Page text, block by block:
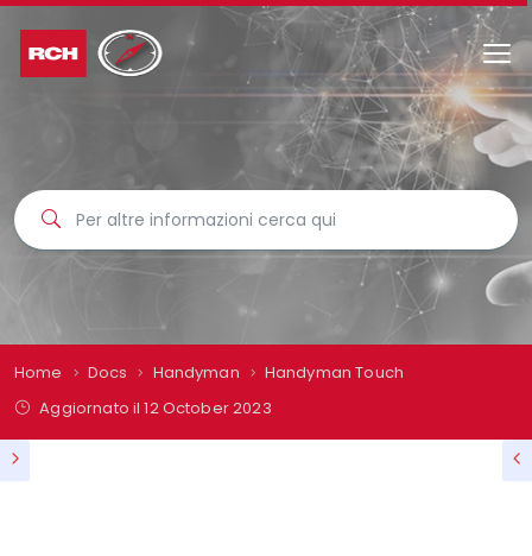
Home Docs Handyman
Handyman Touch
Aggiornato il12 October 2023